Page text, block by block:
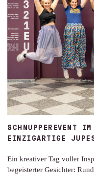
SCHNUPPEREVENT
EINZIGARTIGE
Ein kreativer Tag voller
begeisterter Gesichter: